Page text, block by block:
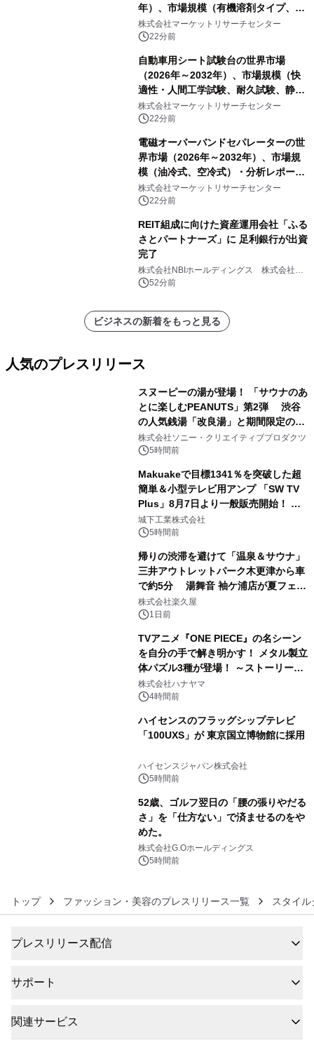
年）、市場規模（有機溶剤タイプ、無
機溶剤タイプ、その他）・分析レポー
トを発表
株式会社マーケットリサーチセンター
22分前
自動車用シート試験台の世界市場
（2026年～2032年）、市場規模（快
適性・人間工学試験、耐久試験、静的
試験、動的試験、その他）・分析レポ
ートを発表
株式会社マーケットリサーチセンター
22分前
電磁オーバーバンドセパレーターの世
界市場（2026年～2032年）、市場規
模（油冷式、空冷式）・分析レポート
を発表
株式会社マーケットリサーチセンター
22分前
REIT組成に向けた資産運用会社「ふる
さとパートナーズ」に 足利銀行が出資
完了
株式会社NBIホールディングス 株式会社
PROSPER
52分前
ビジネスの新着をもっと見る
人気のプレスリリース
スヌーピーの湯が登場！ 「サウナのあ
とに楽しむPEANUTS」第2弾 渋谷
の人気銭湯「改良湯」と期間限定のコ
ラボレーション サウナイキタイコラ
ボグッズも発売決定！
株式会社ソニー・クリエイティブプロダクツ
5時間前
Makuakeで目標1341％を突破した超
簡単＆小型テレビ用アンプ 「SW TV
Plus」8月7日より一般販売開始！ ケ
ーブル1本つなぐだけ、テレビの音が
ぐっと豊かに
城下工業株式会社
5時間前
帰りの渋滞を避けて「温泉＆サウナ」
三井アウトレットパーク木更津から車
で約5分 湯舞音 袖ケ浦店が夏フェア
メニューを提供
株式会社楽久屋
1日前
TVアニメ『ONE PIECE』の名シーン
を自分の手で解き明かす！ メタル製立
体パズル3種が登場！ ～ストーリーと
ギミックが融合した 大人の体験型パズ
ルが8月7日(金)12時より先行予約受付
株式会社ハナヤマ
4時間前
ハイセンスのフラッグシップテレビ
「100UXS」が 東京国立博物館に採用
ハイセンスジャパン株式会社
5時間前
52歳、ゴルフ翌日の「腰の張りやだる
さ」を「仕方ない」で済ませるのをや
めた。
株式会社G.Oホールディングス
5時間前
トップ ファッション・美容のプレスリリース一覧 スタイ
プレスリリース配信
サポート
関連サービス